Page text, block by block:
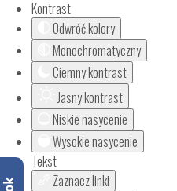
Kontrast
Odwróć kolory
Monochromatyczny
Ciemny kontrast
Jasny kontrast
Niskie nasycenie
Wysokie nasycenie
Tekst
Zaznacz linki